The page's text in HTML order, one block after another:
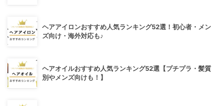
ヘアアイロンおすすめ人気ランキング52選！初心者・メン
ズ向け・海外対応も♪
ヘアオイルおすすめ人気ランキング52選【プチプラ・髪質
別やメンズ向けも！】